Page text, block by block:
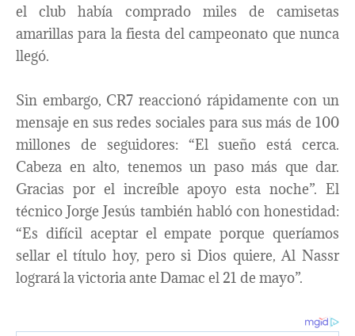
el club había comprado miles de camisetas
amarillas para la fiesta del campeonato que nunca
llegó.
Sin embargo, CR7 reaccionó rápidamente con un
mensaje en sus redes sociales para sus más de 100
millones de seguidores: “El sueño está cerca.
Cabeza en alto, tenemos un paso más que dar.
Gracias por el increíble apoyo esta noche”. El
técnico Jorge Jesús también habló con honestidad:
“Es difícil aceptar el empate porque queríamos
sellar el título hoy, pero si Dios quiere, Al Nassr
logrará la victoria ante Damac el 21 de mayo”. ​​​​​​​​​​​​​​​​